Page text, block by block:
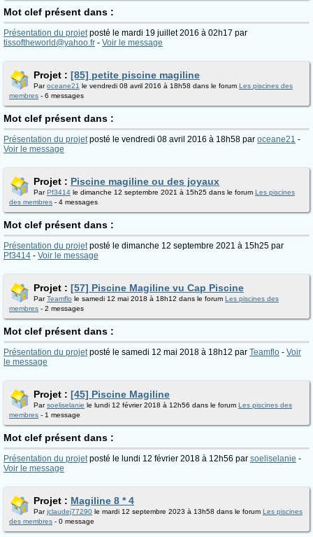
Mot clef présent dans :
Présentation du projetposté le mardi 19 juillet 2016 à 02h17 par
tissoftheworld@yahoo.fr - Voir le message
Projet : [85] petite piscine magiline
Paroceane21 le vendredi 08 avril 2016 à 18h58 dans le forum Les piscines des
membres - 6 messages
Mot clef présent dans :
Présentation du projetposté le vendredi 08 avril 2016 à 18h58 par oceane21 -
Voir le message
Projet : Piscine magiline ou des joyaux
ParPf3414 le dimanche 12 septembre 2021 à 15h25 dans le forum Les piscines
des membres - 4 messages
Mot clef présent dans :
Présentation du projetposté le dimanche 12 septembre 2021 à 15h25 par
Pf3414 - Voir le message
Projet : [57] Piscine Magiline vu Cap Piscine
ParTeamflo le samedi 12 mai 2018 à 18h12 dans le forum Les piscines des
membres - 2 messages
Mot clef présent dans :
Présentation du projetposté le samedi 12 mai 2018 à 18h12 par Teamflo - Voir
le message
Projet : [45] Piscine Magiline
Parsoeliselanie le lundi 12 février 2018 à 12h56 dans le forum Les piscines des
membres - 1 message
Mot clef présent dans :
Présentation du projetposté le lundi 12 février 2018 à 12h56 par soeliselanie -
Voir le message
Projet : Magiline 8 * 4
Parjclaudej77290 le mardi 12 septembre 2023 à 13h58 dans le forum Les piscines
des membres - 0 message